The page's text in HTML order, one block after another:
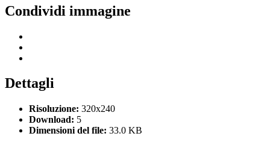
Condividi immagine
Dettagli
Risoluzione: 320x240
Download: 5
Dimensioni del file: 33.0 KB